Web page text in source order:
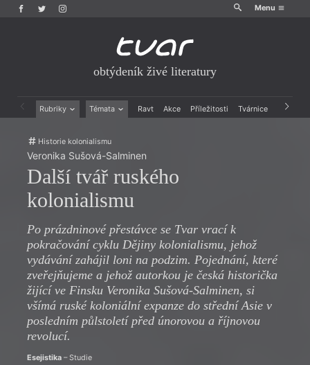
Menu
obtýdeník živé literatury
Rubriky Témata Ravt Akce Příležitosti Tvárnice Archiv
Drobná publicistika
Esejistika
Recenze a reflexe
Rozhovory
Právě vychází
Mauzoleum
Divadlo
Dokument
Historie kolonialismu
Veronika Sušová-Salminen
Další tvář ruského
kolonialismu
Po prázdninové přestávce se Tvar vrací k
pokračování cyklu Dějiny kolonialismu, jehož
vydávání zahájil loni na podzim. Pojednání, které
zveřejňujeme a jehož autorkou je česká historička
žijící ve Finsku Veronika Sušová-Salminen, si
všímá ruské koloniální expanze do střední Asie v
posledním půlstoletí před únorovou a říjnovou
revolucí.
Esejistika– Studie